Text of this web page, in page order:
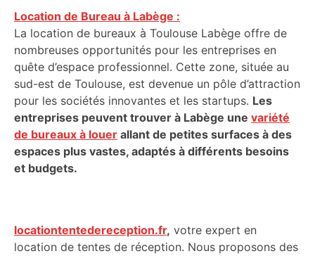
Location de Bureau à Labège :
La location de bureaux à Toulouse Labège offre de
nombreuses opportunités pour les entreprises en
quête d’espace professionnel. Cette zone, située au
sud-est de Toulouse, est devenue un pôle d’attraction
pour les sociétés innovantes et les startups. Les
entreprises peuvent trouver à Labège une variété
de bureaux à louer allant de petites surfaces à des
espaces plus vastes, adaptés à différents besoins
et budgets.
locationtentedereception.fr, votre expert en
location de tentes de réception. Nous proposons des